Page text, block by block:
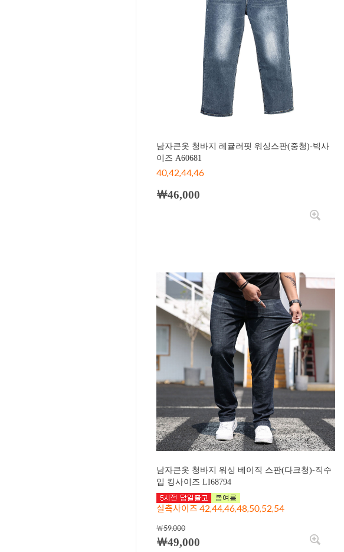
남자큰옷 청바지 레귤러핏 워싱스판(중청)-빅사
이즈 A60681
40,42,44,46
￦46,000
남자큰옷 청바지 워싱 베이직 스판(다크청)-직수
입 킹사이즈 LI68794
실측사이즈 42,44,46,48,50,52,54
￦59,000
￦49,000